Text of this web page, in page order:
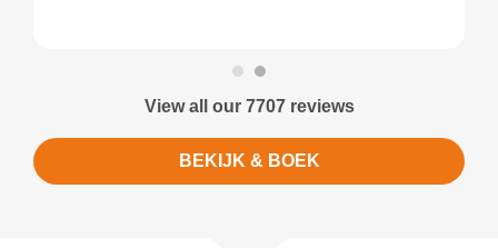
View all our 7707 reviews
BEKIJK & BOEK